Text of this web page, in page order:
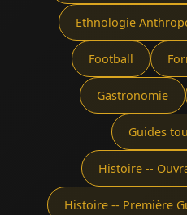
Ethnologie
Football
Gastronomie
Guides
Histoire --
Histoire -- Première